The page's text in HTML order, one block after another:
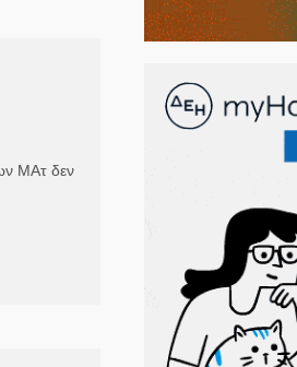
ΜΑτ δεν